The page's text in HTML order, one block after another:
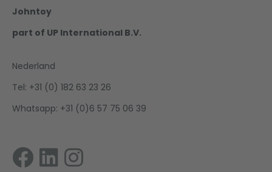
Johntoy
part of UP International B.V.
Nederland
Tel: +31 (0) 182 63 23 26
Whatsapp: +31 (0)6 57 75 06 39